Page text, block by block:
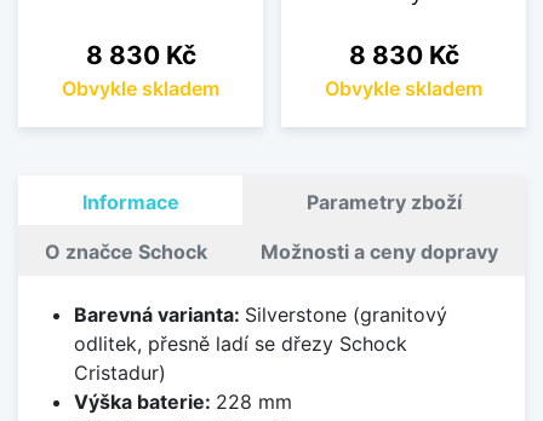
Cena
8 830 Kč
Obvykle skladem
Cena
8 830 Kč
Obvykle skladem
Informace Parametry zboží
O značce Schock Možnosti a ceny dopravy
Barevná varianta: Silverstone (granitový
odlitek, přesně ladí se dřezy Schock
Cristadur)
Výška baterie: 228 mm